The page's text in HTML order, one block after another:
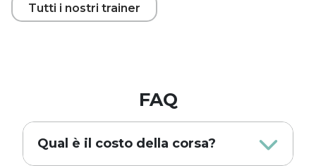
Tutti i nostri trainer
FAQ
Qual è il costo della corsa?